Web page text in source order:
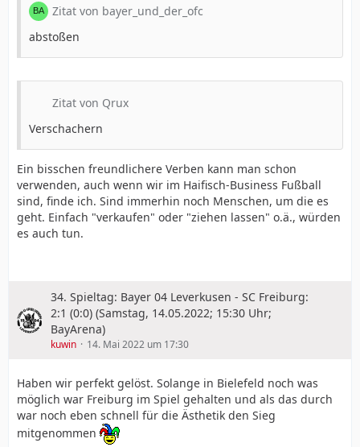
Zitat von bayer_und_der_ofc
abstoßen
Zitat von Qrux
Verschachern
Ein bisschen freundlichere Verben kann man schon
verwenden, auch wenn wir im Haifisch-Business Fußball
sind, finde ich. Sind immerhin noch Menschen, um die es
geht. Einfach "verkaufen" oder "ziehen lassen" o.ä., würden
es auch tun.
34. Spieltag: Bayer 04 Leverkusen - SC Freiburg:
2:1 (0:0) (Samstag, 14.05.2022; 15:30 Uhr;
BayArena)
kuwin 14. Mai 2022 um 17:30
Haben wir perfekt gelöst. Solange in Bielefeld noch was
möglich war Freiburg im Spiel gehalten und als das durch
war noch eben schnell für die Ästhetik den Sieg
mitgenommen